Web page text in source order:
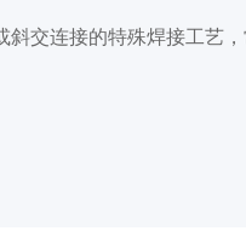
交连接的特殊焊接工艺